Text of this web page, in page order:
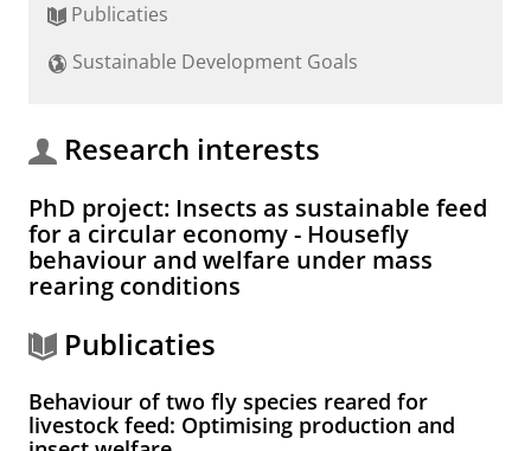
h
o
a
l
Publicaties
Sustainable Development Goals
Research interests
PhD project: Insects as sustainable feed
for a circular economy - Housefly
behaviour and welfare under mass
rearing conditions
Publicaties
Behaviour of two fly species reared for
livestock feed: Optimising production and